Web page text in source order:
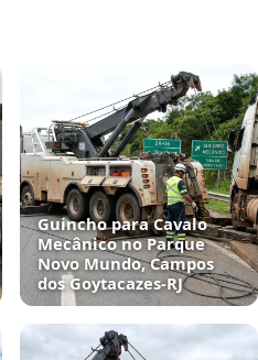
Guincho para Cavalo
Mecânico no Parque
Novo Mundo, Campos
dos Goytacazes‑RJ